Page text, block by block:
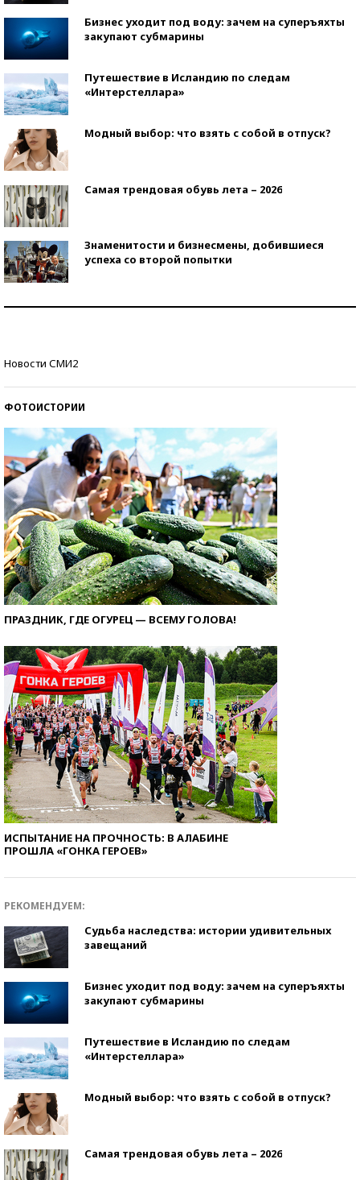
Бизнес уходит под воду: зачем на суперъяхты
закупают субмарины
Путешествие в Исландию по следам
«Интерстеллара»
Модный выбор: что взять с собой в отпуск?
Самая трендовая обувь лета – 2026
Знаменитости и бизнесмены, добившиеся
успеха со второй попытки
Новости СМИ2
ФОТОИСТОРИИ
ПРАЗДНИК, ГДЕ ОГУРЕЦ — ВСЕМУ ГОЛОВА!
ИСПЫТАНИЕ НА ПРОЧНОСТЬ: В АЛАБИНЕ
ПРОШЛА «ГОНКА ГЕРОЕВ»
РЕКОМЕНДУЕМ:
Судьба наследства: истории удивительных
завещаний
Бизнес уходит под воду: зачем на суперъяхты
закупают субмарины
Путешествие в Исландию по следам
«Интерстеллара»
Модный выбор: что взять с собой в отпуск?
Самая трендовая обувь лета – 2026